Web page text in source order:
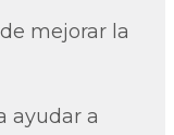
mejorar la
ayudar a